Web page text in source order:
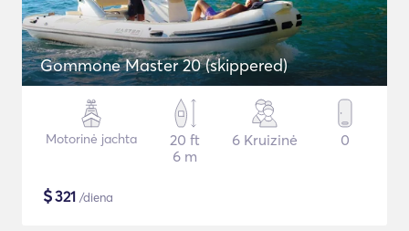
Gommone Master 20 (skippered)
Motorinė jachta
20 ft
6 m
6 Kruizinė 0
$321 /diena